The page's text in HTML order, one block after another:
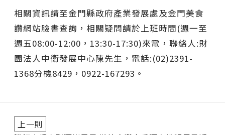
相關資訊請至金門縣政府產業發展處及金門美食
讚網站臉書查詢，相關疑問請於上班時間(週一至
週五08:00-12:00，13:30-17:30)來電，聯絡人:財
團法人中衛發展中心陳先生，電話:(02)2391-
1368分機8429，0922-167293。
上一則